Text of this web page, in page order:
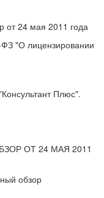
от 24 мая 2011 года
"О лицензировании
Плюс".
ОТ 24 МАЯ 2011
обзор